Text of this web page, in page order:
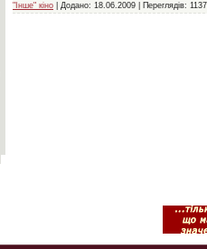
"Інше" кіно | Додано: 18.06.2009 | Переглядів: